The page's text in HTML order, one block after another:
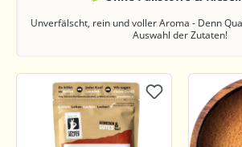
Unverfälscht, rein und voller Aroma - Denn
Auswahl der Zutaten!